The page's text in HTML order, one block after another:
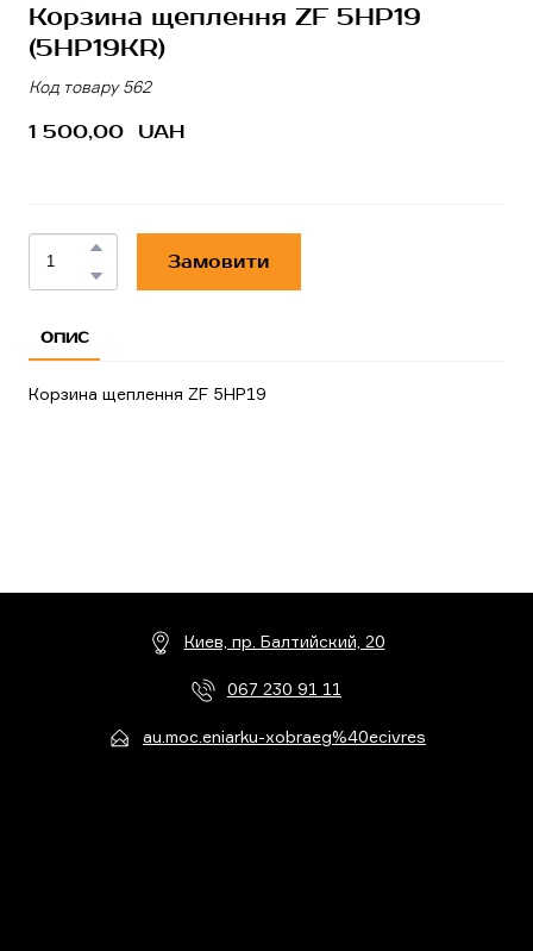
Корзина щеплення ZF 5HP19
(5HP19KR)
Код товару 562
1 500,00  UAH
Замовити
ОПИС
Корзина щеплення ZF 5HP19
Киев, пр. Балтийский, 20
067 230 91 11
au.moc.eniarku-xobraeg%40ecivres